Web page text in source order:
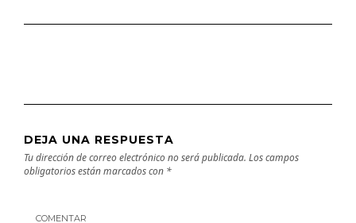
DEJA UNA RESPUESTA
Tu dirección de correo electrónico no será publicada. Los campos
obligatorios están marcados con *
COMENTAR